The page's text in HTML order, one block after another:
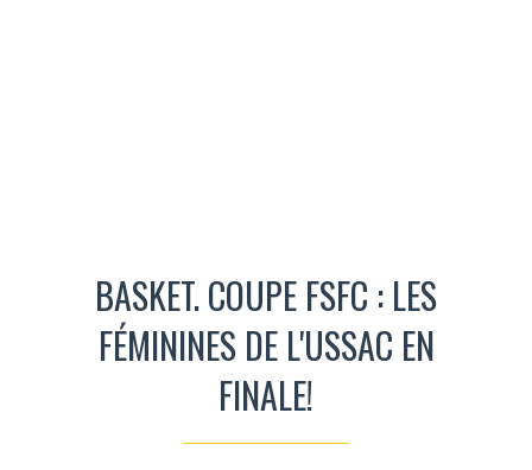
BASKET. COUPE FSFC : LES
FÉMININES DE L'USSAC EN
FINALE!